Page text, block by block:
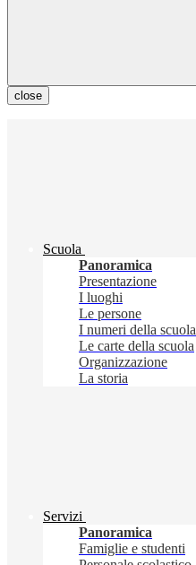
close
Scuola
Panoramica
Presentazione
I luoghi
Le persone
I numeri della scuola
Le carte della scuola
Organizzazione
La storia
Servizi
Panoramica
Famiglie e studenti